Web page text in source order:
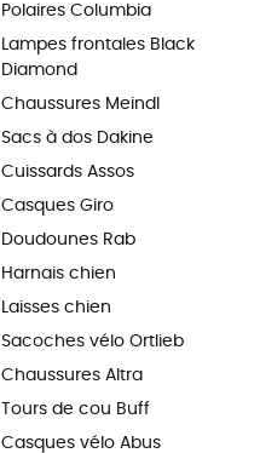
Polaires Columbia
Lampes frontales Black
Diamond
Chaussures Meindl
Sacs à dos Dakine
Cuissards Assos
Casques Giro
Doudounes Rab
Harnais chien
Laisses chien
Sacoches vélo Ortlieb
Chaussures Altra
Tours de cou Buff
Casques vélo Abus